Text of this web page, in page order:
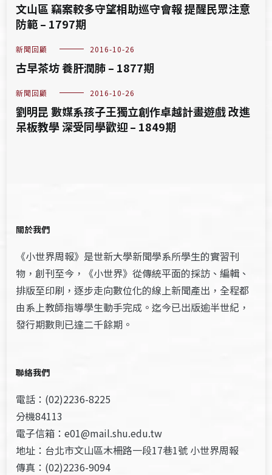
文山區 竊案較多守望相助巡守會報 提醒民眾注意
防範 – 1797期
新聞回顧 2016-10-26
古早茶坊 養肝潤肺 – 1877期
新聞回顧 2016-10-26
劉明昆 數媒系孩子王獨立創作卓越計畫遊戲 改進
呆板教學 深受同學歡迎 – 1849期
關於我們
《小世界周報》是世新大學新聞學系所學生的實習刊
物，創刊至今，《小世界》從傳統平面的採訪、編輯、
排版至印刷，逐步走向數位化的線上新聞產出，全程都
由系上教師指導學生動手完成。迄今已出版逾半世紀，
發行期數則已達二千餘期。
聯絡我們
電話：(02)2236-8225
分機84113
電子信箱：e01@mail.shu.edu.tw
地址：台北市文山區木柵路一段17巷1號 小世界周報
傳真：(02)2236-9094